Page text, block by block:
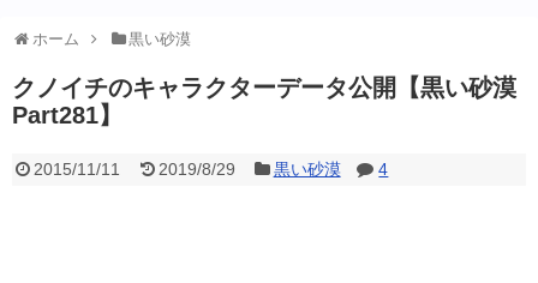
ホーム 黒い砂漠
クノイチのキャラクターデータ公開【黒い砂漠
Part281】
2015/11/11 2019/8/29 黒い砂漠 4